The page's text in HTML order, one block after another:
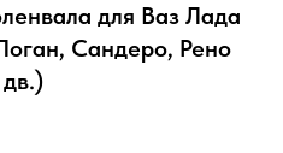
для Ваз Лада
Сандеро, Рено